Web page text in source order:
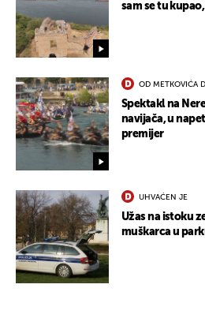
sam se tu
OD METKOVIĆA
Spektakl na
navijača, u
premijer
UHVAĆEN JE
Užas na istoku
muškarca u